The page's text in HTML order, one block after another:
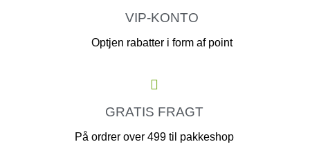
VIP-KONTO
Optjen rabatter i form af point
GRATIS FRAGT
På ordrer over 499 til pakkeshop